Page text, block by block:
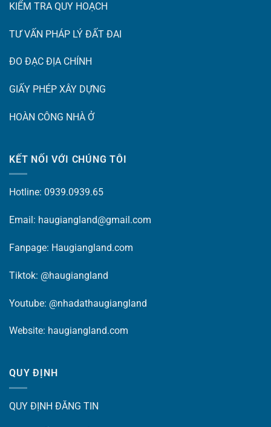
KIỂM TRA QUY HOẠCH
TƯ VẤN PHÁP LÝ ĐẤT ĐAI
ĐO ĐẠC ĐỊA CHÍNH
GIẤY PHÉP XÂY DỰNG
HOÀN CÔNG NHÀ Ở
KẾT NỐI VỚI CHÚNG TÔI
Hotline: 0939.0939.65
Email: haugiangland@gmail.com
Fanpage: Haugiangland.com
Tiktok: @haugiangland
Youtube: @nhadathaugiangland
Website: haugiangland.com
QUY ĐỊNH
QUY ĐỊNH ĐĂNG TIN